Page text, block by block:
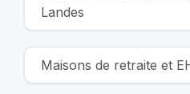
Landes
Maisons de retraite et